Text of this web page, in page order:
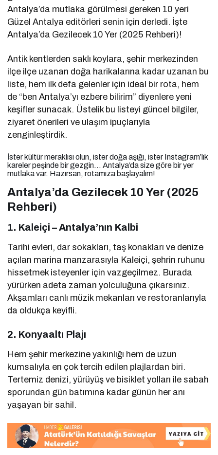
Antalya’da mutlaka görülmesi gereken 10 yeri
Güzel Antalya editörleri senin için derledi. İşte
Antalya’da Gezilecek 10 Yer (2025 Rehberi)!
Antik kentlerden saklı koylara, şehir merkezinden
ilçe ilçe uzanan doğa harikalarına kadar uzanan bu
liste, hem ilk defa gelenler için ideal bir rota, hem
de “ben Antalya’yı ezbere bilirim” diyenlere yeni
keşifler sunacak. Üstelik bu listeyi güncel bilgiler,
ziyaret önerileri ve ulaşım ipuçlarıyla
zenginleştirdik.
İster kültür meraklısı olun, ister doğa aşığı, ister Instagram’lık
kareler peşinde bir gezgin… Antalya’da size göre bir yer
mutlaka var. Hazırsan, rotamıza başlayalım!
Antalya’da Gezilecek 10 Yer (2025
Rehberi)
1. Kaleiçi – Antalya’nın Kalbi
Tarihi evleri, dar sokakları, taş konakları ve denize
açılan marina manzarasıyla Kaleiçi, şehrin ruhunu
hissetmek isteyenler için vazgeçilmez. Burada
yürürken adeta zaman yolculuğuna çıkarsınız.
Akşamları canlı müzik mekanları ve restoranlarıyla
da oldukça keyifli.
2. Konyaaltı Plajı
Hem şehir merkezine yakınlığı hem de uzun
kumsalıyla en çok tercih edilen plajlardan biri.
Tertemiz denizi, yürüyüş ve bisiklet yolları ile sabah
sporundan gün batımına kadar günün her anı
yaşayan bir sahil.